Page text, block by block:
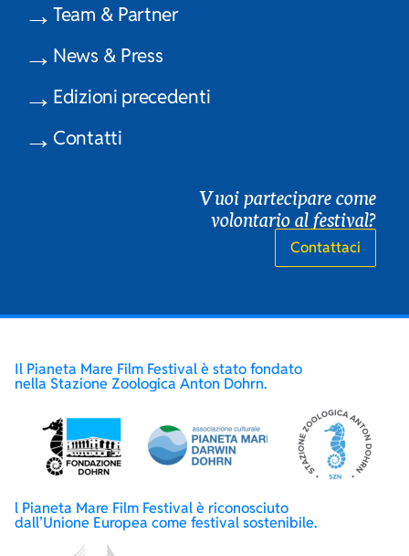
Team & Partner
News & Press
Edizioni precedenti
Contatti
Vuoi partecipare come
volontario al festival?
Contattaci
Il Pianeta Mare Film Festival è stato fondato
nella Stazione Zoologica Anton Dohrn.
l Pianeta Mare Film Festival è riconosciuto
dall’Unione Europea come festival sostenibile.